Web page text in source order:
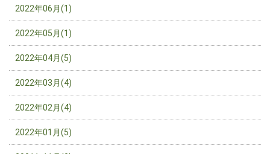
2022年06月(1)
2022年05月(1)
2022年04月(5)
2022年03月(4)
2022年02月(4)
2022年01月(5)